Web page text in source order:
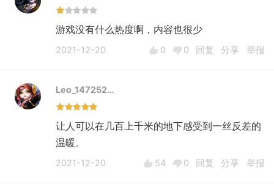
游戏没有什么热度啊，内容也很少
2021-12-20 0 0 回复 分享 举报
Leo_147252…
让人可以在几百上千米的地下感受到一丝反差的
温暖。
2021-12-20 54 0 回复 分享 举报